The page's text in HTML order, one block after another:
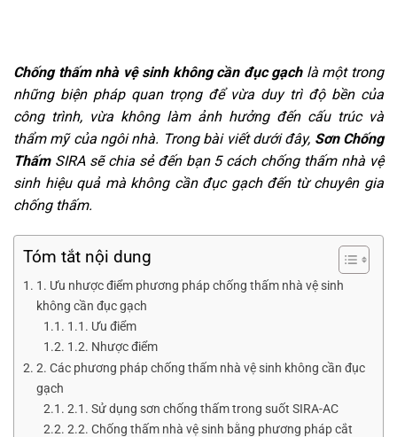
Chống thấm nhà vệ sinh không cần đục gạchlà một trong
những biện pháp quan trọng để vừa duy trì độ bền của
công trình, vừa không làm ảnh hưởng đến cấu trúc và
thẩm mỹ của ngôi nhà. Trong bài viết dưới đây, Sơn Chống
ThấmSIRA sẽ chia sẻ đến bạn 5 cách chống thấm nhà vệ
sinh hiệu quả mà không cần đục gạch đến từ chuyên gia
chống thấm.
Tóm tắt nội dung
1. Ưu nhược điểm phương pháp chống thấm nhà vệ sinh
không cần đục gạch
1.1. Ưu điểm
1.2. Nhược điểm
2. Các phương pháp chống thấm nhà vệ sinh không cần đục
gạch
2.1. Sử dụng sơn chống thấm trong suốt SIRA-AC
2.2. Chống thấm nhà vệ sinh bằng phương pháp cắt